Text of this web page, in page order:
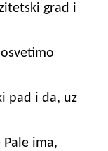
grad i
pad i da, uz
ima,